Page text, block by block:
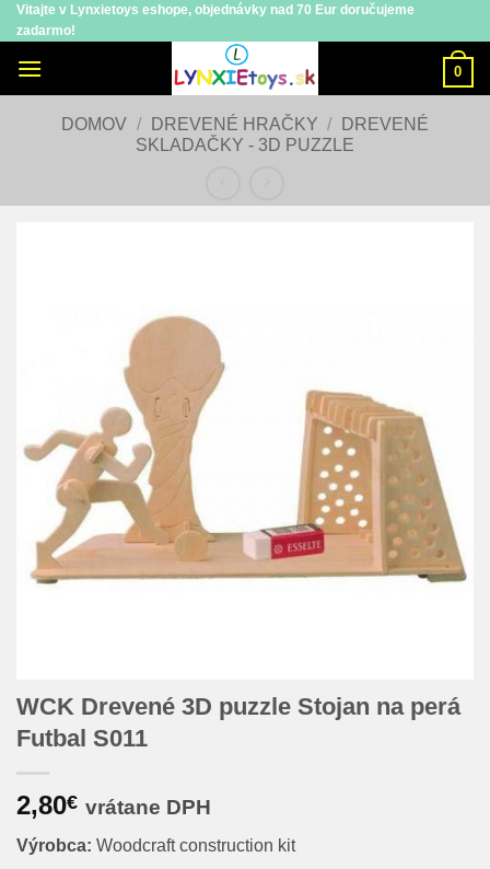
Skip
to
content
Vitajte v Lynxietoys eshope, objednávky nad 70 Eur doručujeme
zadarmo!
0
DOMOV / DREVENÉ HRAČKY /
DREVENÉ
SKLADAČKY - 3D PUZZLE
WCK Drevené 3D puzzle Stojan na perá
Futbal S011
2,80€ vrátane DPH
Výrobca: Woodcraft construction kit